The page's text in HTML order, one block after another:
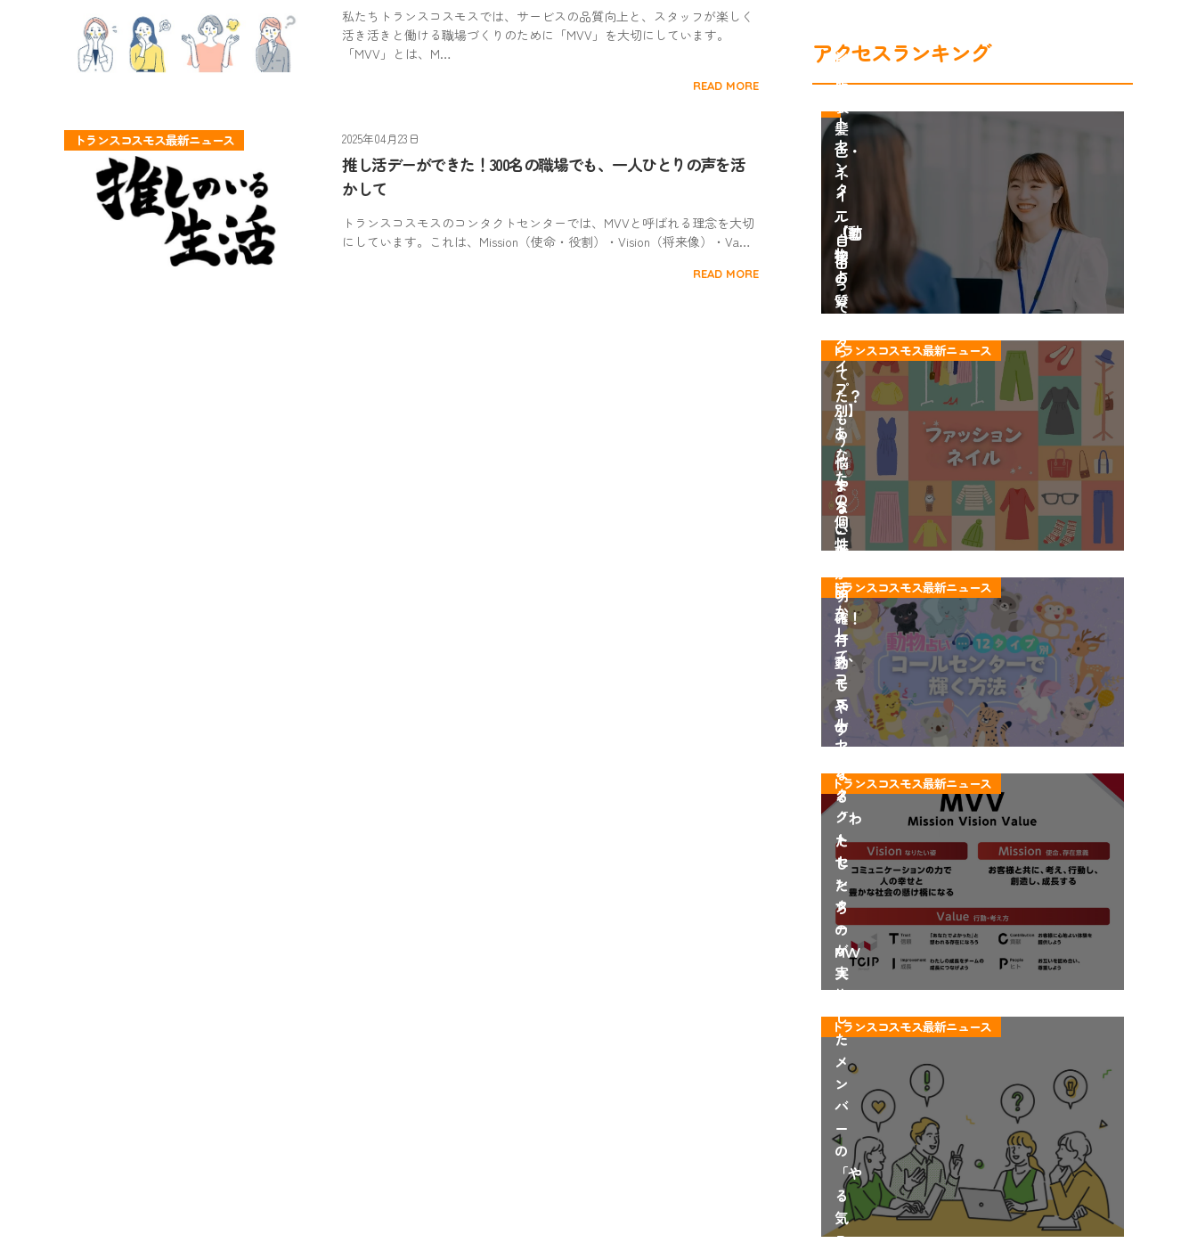
私たちトランスコスモスでは、サービスの品質向上と、スタッフが楽しく
活き活きと働ける職場づくりのために「MVV」を大切にしています。
「MVV」とは、M…
READ MORE
トランスコスモス最新ニュース 2025年04月23日
推し活デーができた！300名の職場でも、一人ひとりの声を活
かして
トランスコスモスのコンタクトセンターでは、MVVと呼ばれる理念を大切
にしています。これは、Mission（使命・役割）・Vision（将来像）・Va…
READ MORE
アクセスランキング
ン
タ
ト
セ
ン
タ
ー
「面
接
の
質
大
公
開」
トランスコスモス最新ニュース
ー
は
服
装・
髪
色・
ネ
イ
ル
自
由
っ
て
っ
て
た？
も
う
悩
ま
な
い
職
場
ス
タ
イ
ル
完
全
ガ
イ
ト
トランスコスモス最新ニュース
【動
物
占
い
12
タ
イ
プ
別】
あ
な
た
の
個
性
活
か
し
て、
コ
ー
ル
セ
タ
ー
で
輝
く
方
法
トランスコスモス最新ニュース
や
る
こ
と
が
明
確！
行
動
し
や
す
く
な
る
「わ
た
し
た
ち
の
MVV
ス
ト
ー
リ
ー」
トランスコスモス最新ニュース
ト
ン
ス
コ
ス
モ
ス
の
コ
ン
タ
ク
ト
セ
ン
タ
ー
が
実
施
し
た
メ
ン
バ
ー
の
「や
る
気
ス